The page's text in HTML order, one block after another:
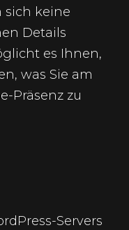
sich keine
Details
es Ihnen,
was Sie am
Präsenz zu
Servers